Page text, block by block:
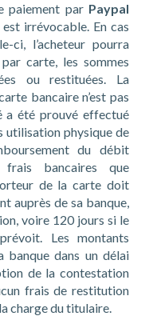
paiement par Paypal
irrévocable. En cas
ci, l’acheteur pourra
carte, les sommes
ou restituées. La
bancaire n’est pas
a été prouvé effectué
utilisation physique de
du débit
bancaires que
de la carte doit
auprès de sa banque,
voire 120 jours si le
Les montants
banque dans un délai
de la contestation
frais de restitution
charge du titulaire.